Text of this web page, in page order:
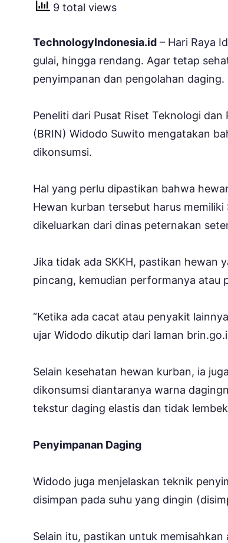
9 total views
TechnologyIndonesia.id – Hari Raya
gulai, hingga rendang. Agar tetap
penyimpanan dan pengolahan daging.
Peneliti dari Pusat Riset Teknologi dan
(BRIN) Widodo Suwito mengatakan
dikonsumsi.
Hal yang perlu dipastikan bahwa
Hewan kurban tersebut harus
dikeluarkan dari dinas peternakan
Jika tidak ada SKKH, pastikan hewan
pincang, kemudian performanya atau
“Ketika ada cacat atau penyakit
ujar Widodo dikutip dari laman
Selain kesehatan hewan kurban, ia
dikonsumsi diantaranya warna
tekstur daging elastis dan tidak
Penyimpanan Daging
Widodo juga menjelaskan teknik
disimpan pada suhu yang dingin
Selain itu, pastikan untuk